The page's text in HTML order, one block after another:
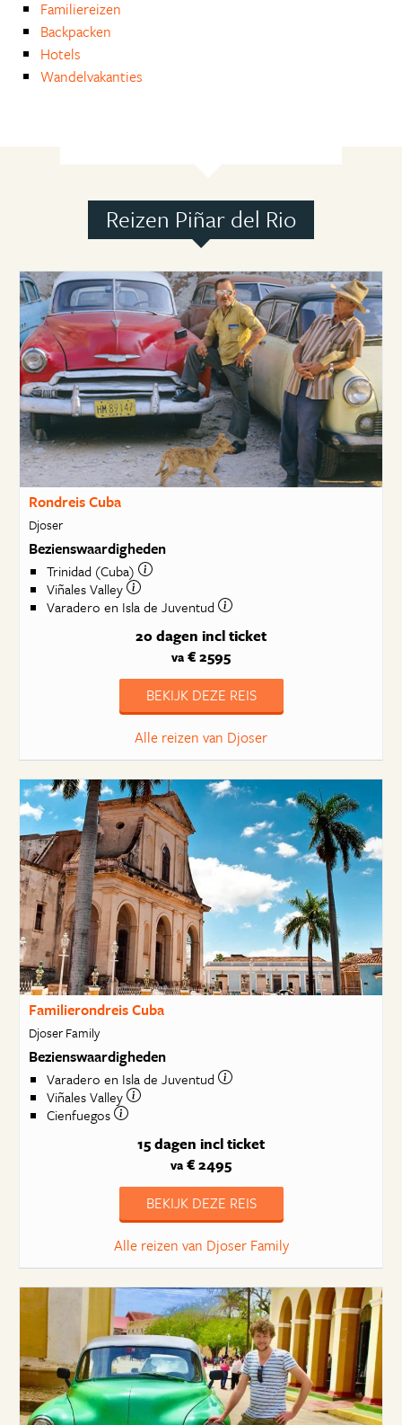
Familiereizen
Backpacken
Hotels
Wandelvakanties
Reizen Piñar del Rio
Rondreis Cuba
Djoser
Bezienswaardigheden
Trinidad (Cuba)
Viñales Valley
Varadero en Isla de Juventud
20 dagen incl ticket
va € 2595
BEKIJK DEZE REIS
Alle reizen van Djoser
Familierondreis Cuba
Djoser Family
Bezienswaardigheden
Varadero en Isla de Juventud
Viñales Valley
Cienfuegos
15 dagen incl ticket
va € 2495
BEKIJK DEZE REIS
Alle reizen van Djoser Family